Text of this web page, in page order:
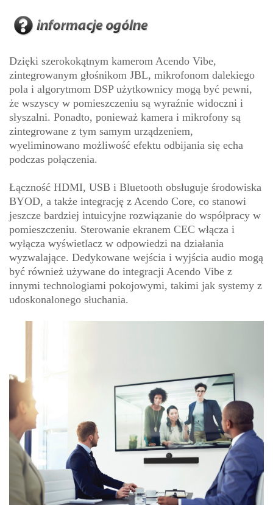
Dzięki szerokokątnym kamerom Acendo Vibe,
zintegrowanym głośnikom JBL, mikrofonom dalekiego
pola i algorytmom DSP użytkownicy mogą być pewni,
że wszyscy w pomieszczeniu są wyraźnie widoczni i
słyszalni. Ponadto, ponieważ kamera i mikrofony są
zintegrowane z tym samym urządzeniem,
wyeliminowano możliwość efektu odbijania się echa
podczas połączenia.
Łączność HDMI, USB i Bluetooth obsługuje środowiska
BYOD, a także integrację z Acendo Core, co stanowi
jeszcze bardziej intuicyjne rozwiązanie do współpracy w
pomieszczeniu. Sterowanie ekranem CEC włącza i
wyłącza wyświetlacz w odpowiedzi na działania
wyzwalające. Dedykowane wejścia i wyjścia audio mogą
być również używane do integracji Acendo Vibe z
innymi technologiami pokojowymi, takimi jak systemy z
udoskonalonego słuchania.